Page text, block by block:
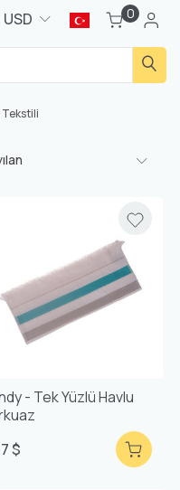
USD 0
Tekstili
- Tek Yüzlü Havlu
$